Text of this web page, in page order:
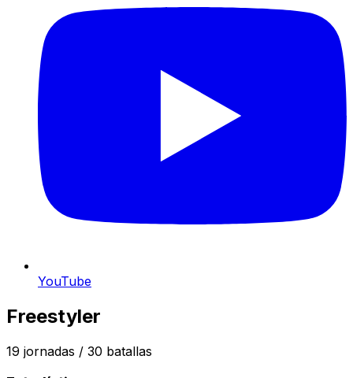
YouTube
Freestyler
19 jornadas / 30 batallas